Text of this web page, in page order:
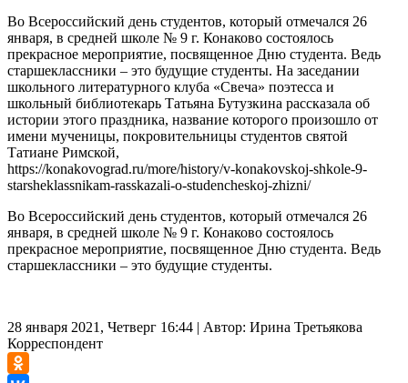
Во Всероссийский день студентов, который отмечался 26
января, в средней школе № 9 г. Конаково состоялось
прекрасное мероприятие, посвященное Дню студента. Ведь
старшеклассники – это будущие студенты. На заседании
школьного литературного клуба «Свеча» поэтесса и
школьный библиотекарь Татьяна Бутузкина рассказала об
истории этого праздника, название которого произошло от
имени мученицы, покровительницы студентов святой
Татиане Римской,
https://konakovograd.ru/more/history/v-konakovskoj-shkole-9-
starsheklassnikam-rasskazali-o-studencheskoj-zhizni/
Во Всероссийский день студентов, который отмечался 26
января, в средней школе № 9 г. Конаково состоялось
прекрасное мероприятие, посвященное Дню студента. Ведь
старшеклассники – это будущие студенты.
28 января 2021, Четверг 16:44 | Автор: Ирина Третьякова
Корреспондент